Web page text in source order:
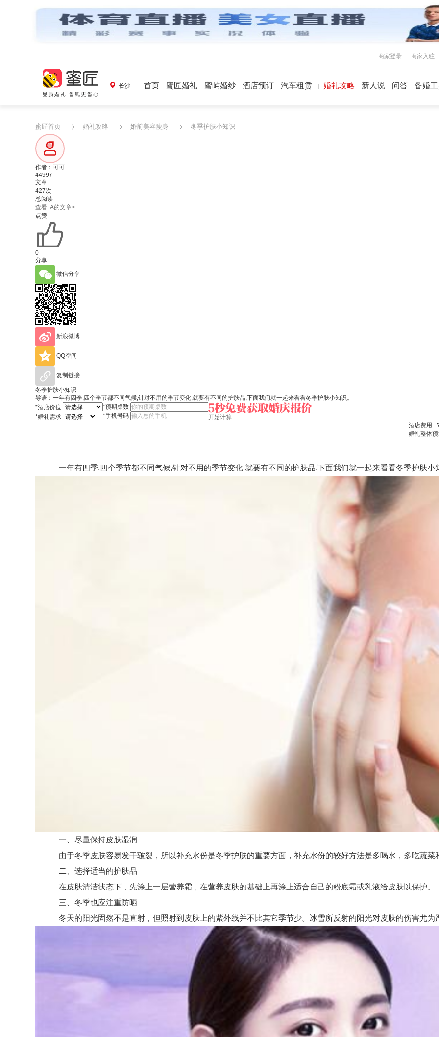
商家登录 商家入驻
长沙 首页 蜜匠婚礼 蜜屿婚纱 酒店预订 汽车租赁 婚礼攻略 新人说 问答 备婚
蜜匠首页 婚礼攻略 婚前美容瘦身 冬季护肤小知识
作者：可可
44997
文章
427次
总阅读
查看TA的文章>
点赞
0
分享
微信分享
新浪微博
QQ空间
复制链接
冬季护肤小知识
导语：一年有四季,四个季节都不同气候,针对不用的季节变化,就要有不同的护肤品,下面我们就一起来看看冬季护肤小知识。
*酒店价位
*婚礼需求
*预期桌数
*手机号码
开始计算
酒店费用:
婚礼整体
一年有四季,四个季节都不同气候,针对不用的季节变化,就要有不同的护肤品,下面我们就一起来看看冬季护肤小
一、尽量保持皮肤湿润
由于冬季皮肤容易发干皲裂，所以补充水份是冬季护肤的重要方面，补充水份的较好方法是多喝水，多吃蔬菜
二、选择适当的护肤品
在皮肤清洁状态下，先涂上一层营养霜，在营养皮肤的基础上再涂上适合自己的粉底霜或乳液给皮肤以保护。
三、冬季也应注重防晒
冬天的阳光固然不是直射，但照射到皮肤上的紫外线并不比其它季节少。冰雪所反射的阳光对皮肤的伤害尤为